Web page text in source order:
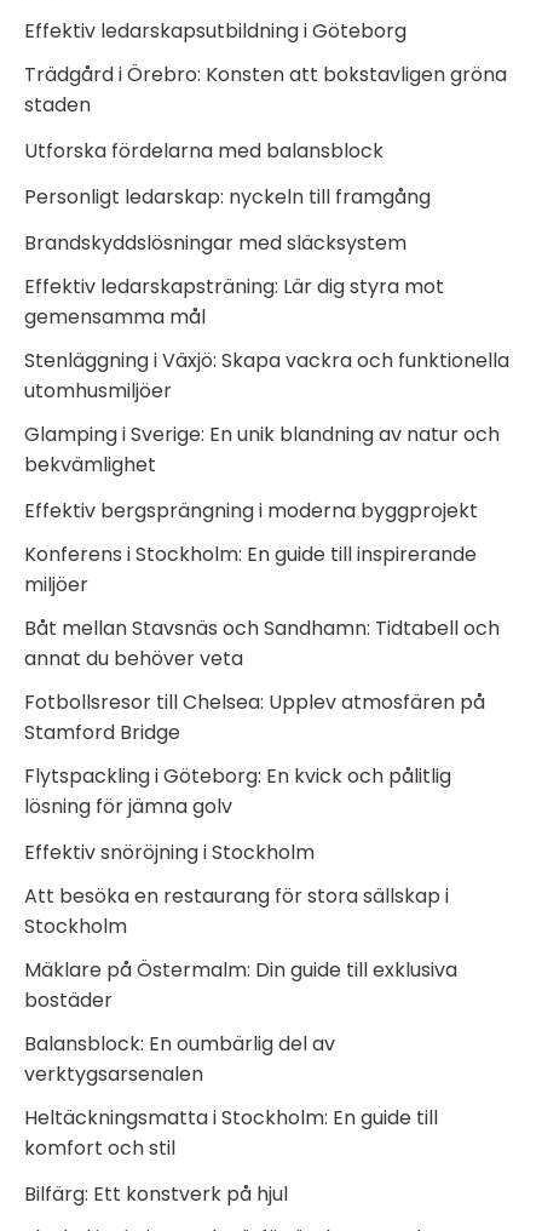
Effektiv ledarskapsutbildning i Göteborg
Trädgård i Örebro: Konsten att bokstavligen gröna
staden
Utforska fördelarna med balansblock
Personligt ledarskap: nyckeln till framgång
Brandskyddslösningar med släcksystem
Effektiv ledarskapsträning: Lär dig styra mot
gemensamma mål
Stenläggning i Växjö: Skapa vackra och funktionella
utomhusmiljöer
Glamping i Sverige: En unik blandning av natur och
bekvämlighet
Effektiv bergsprängning i moderna byggprojekt
Konferens i Stockholm: En guide till inspirerande
miljöer
Båt mellan Stavsnäs och Sandhamn: Tidtabell och
annat du behöver veta
Fotbollsresor till Chelsea: Upplev atmosfären på
Stamford Bridge
Flytspackling i Göteborg: En kvick och pålitlig
lösning för jämna golv
Effektiv snöröjning i Stockholm
Att besöka en restaurang för stora sällskap i
Stockholm
Mäklare på Östermalm: Din guide till exklusiva
bostäder
Balansblock: En oumbärlig del av
verktygsarsenalen
Heltäckningsmatta i Stockholm: En guide till
komfort och stil
Bilfärg: Ett konstverk på hjul